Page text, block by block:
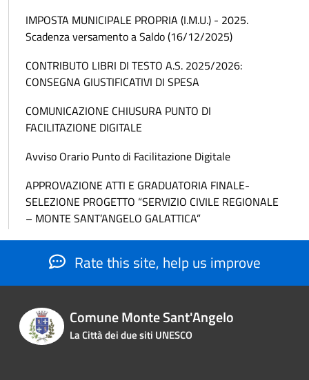
IMPOSTA MUNICIPALE PROPRIA (I.M.U.) - 2025.
Scadenza versamento a Saldo (16/12/2025)
CONTRIBUTO LIBRI DI TESTO A.S. 2025/2026:
CONSEGNA GIUSTIFICATIVI DI SPESA
COMUNICAZIONE CHIUSURA PUNTO DI
FACILITAZIONE DIGITALE
Avviso Orario Punto di Facilitazione Digitale
APPROVAZIONE ATTI E GRADUATORIA FINALE-
SELEZIONE PROGETTO “SERVIZIO CIVILE REGIONALE
– MONTE SANT’ANGELO GALATTICA”
Rate this site, help us improve
Comune Monte Sant'Angelo
La Città dei due siti UNESCO